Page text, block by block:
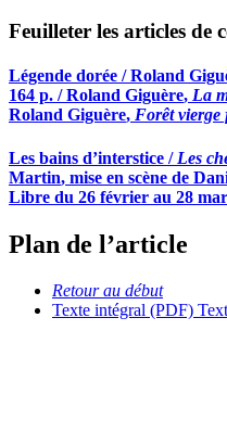
Feuilleter les articles de
Légende dorée /Roland
164 p. /Roland Giguère, La
Roland Giguère, Forêt vierge
Les bains d’interstice / Les
Martin, mise en scène de
Libre du 26 février au 28
Plan de l’article
Retour au début
Texte intégral (PDF)